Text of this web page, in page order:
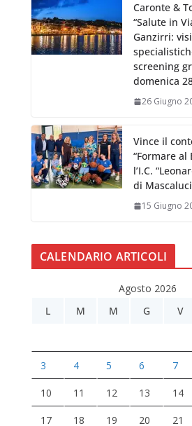
Caronte &
“Salute in
Ganzirri:
screening
domenica
26 Giugno
Vince il
“Formare al
l’I.C.
di
15 Giugno
CALENDARIO ARTICOLI
Agosto 2026
L
M M G V
3 4 5 6 7
10 11 12 13 14
17 18 19 20 21